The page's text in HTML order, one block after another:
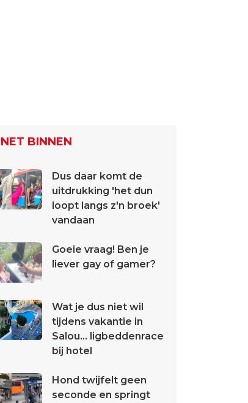
NET BINNEN
Dus daar komt de
uitdrukking 'het dun
loopt langs z'n broek'
vandaan
Goeie vraag! Ben je
liever gay of gamer?
Wat je dus niet wil
tijdens vakantie in
Salou... ligbeddenrace
bij hotel
Hond twijfelt geen
seconde en springt